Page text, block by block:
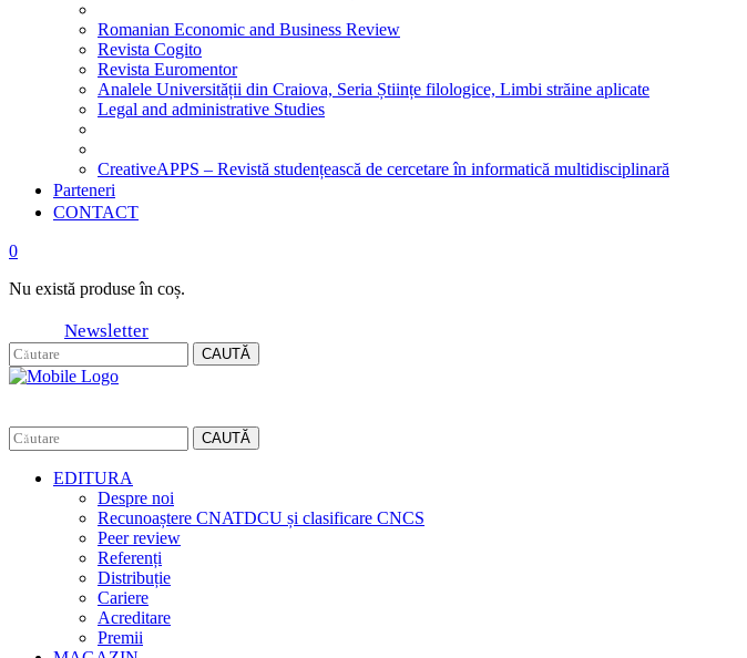
Romanian Economic and Business Review
Revista Cogito
Revista Euromentor
Analele Universității din Craiova, Seria Științe filologice, Limbi străine aplicate
Legal and administrative Studies
CreativeAPPS – Revistă studențească de cercetare în informatică multidisciplinară
Parteneri
CONTACT
0
Nu există produse în coș.
Newsletter
CAUTĂ
CAUTĂ
EDITURA
Despre noi
Recunoaștere CNATDCU și clasificare CNCS
Peer review
Referenți
Distribuție
Cariere
Acreditare
Premii